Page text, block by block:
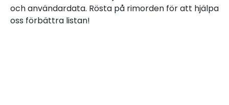
och användardata. Rösta på rimorden för att hjälpa
oss förbättra listan!